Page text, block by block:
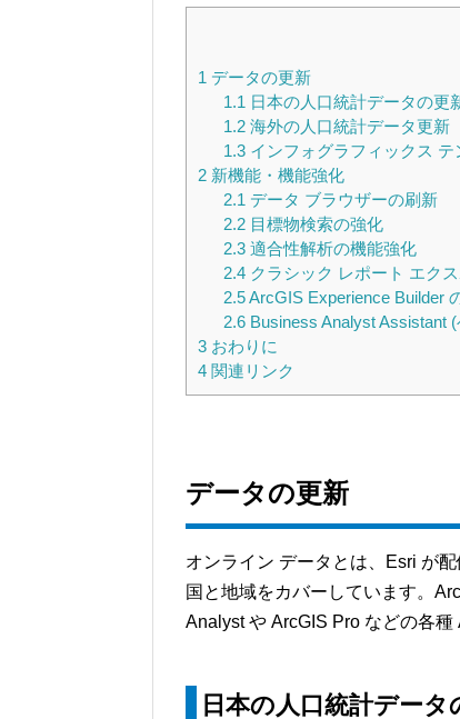
1 データの更新
1.1 日本の人口統計データの更
1.2海外の人口統計データ更新
1.3インフォグラフィックス テ
2 新機能・機能強化
2.1 データ ブラウザーの刷新
2.2目標物検索の強化
2.3適合性解析の機能強化
2.4クラシック レポート エク
2.5ArcGIS Experience Builder
2.6Business Analyst Assistant (
3 おわりに
4 関連リンク
データの更新
オンライン データとは、Esri が
国と地域をカバーしています。
Analyst や ArcGIS Pro などの各種
日本の人口統計データ